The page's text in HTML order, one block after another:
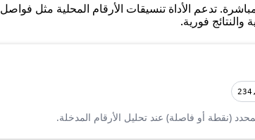
تدعم الأداة تنسيقات الأرقام المحلية مثل فواصل
فورية.
(نقطة أو فاصلة) عند تحليل الأرقام المدخلة.